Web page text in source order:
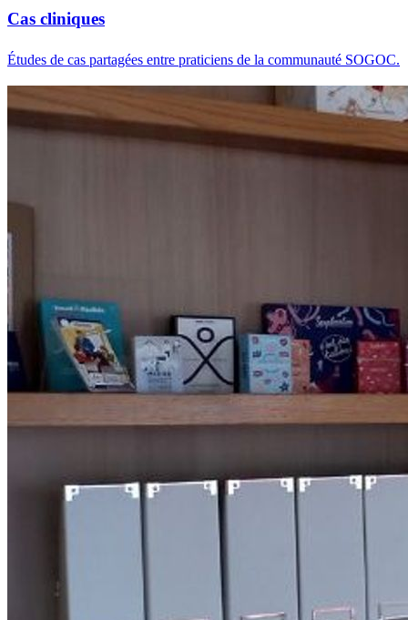
Cas cliniques
Études de cas partagées entre praticiens de la communauté SOGOC.